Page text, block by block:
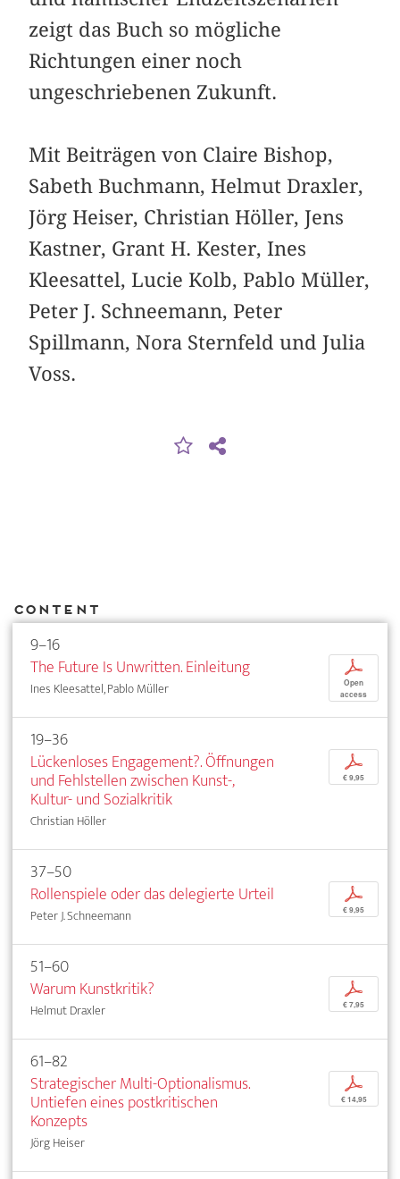
zeigt das Buch so mögliche
Richtungen einer noch
ungeschriebenen Zukunft.
Mit Beiträgen von Claire Bishop,
Sabeth Buchmann, Helmut Draxler,
Jörg Heiser, Christian Höller, Jens
Kastner, Grant H. Kester, Ines
Kleesattel, Lucie Kolb, Pablo Müller,
Peter J. Schneemann, Peter
Spillmann, Nora Sternfeld und Julia
Voss.
Content
9–16
The Future Is Unwritten. Einleitung
Ines Kleesattel, Pablo Müller
p
Open
access
19–36
Lückenloses Engagement?. Öffnungen
und Fehlstellen zwischen Kunst-,
Kultur- und Sozialkritik
Christian Höller
p
€ 9,95
37–50
Rollenspiele oder das delegierte Urteil
Peter J. Schneemann
p
€ 9,95
51–60
Warum Kunstkritik?
Helmut Draxler
p
€ 7,95
61–82
Strategischer Multi-Optionalismus.
Untiefen eines postkritischen
Konzepts
Jörg Heiser
p
€ 14,95